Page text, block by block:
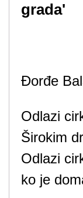
grada'
Đorđe
Odlazi
Širokim
Odlazi
ko je